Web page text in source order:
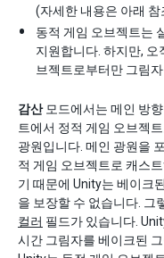
(자세한 내용은 아래 참
동적 게임 오브젝트는
지원합니다. 하지만, 오
브젝트로부터만 그림
감산모드에서는 메인 방
트에서 정적 게임 오브젝
광원입니다. 메인 광원을
적 게임 오브젝트로 캐스
기 때문에 Unity는 베이크
을 보장할 수 없습니다. 그
컬러 필드가 있습니다.
시간 그림자를 베이크된